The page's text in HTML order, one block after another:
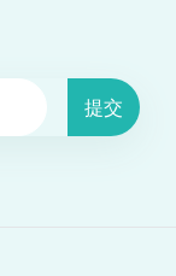
提交